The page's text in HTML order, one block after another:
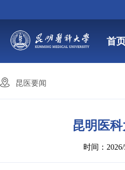
首
昆医要闻
昆明医
时间：2026/